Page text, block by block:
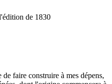
de 1830
de faire construire à mes dépens,